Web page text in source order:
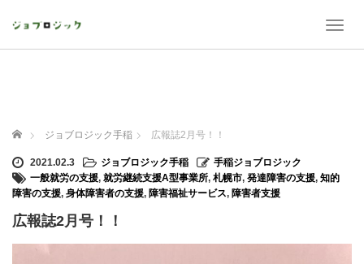
T
i
ホーム ジョブロジック手稲 広報誌2月号！！
2021.02.3 ジョブロジック手稲
手稲ジョブロジック
一般就労の支援, 就労継続支援A型事業所, 札幌市, 発達障害の支援, 知的
障害の支援, 身体障害者の支援, 障害福祉サービス, 障害者支援
広報誌2月号！！